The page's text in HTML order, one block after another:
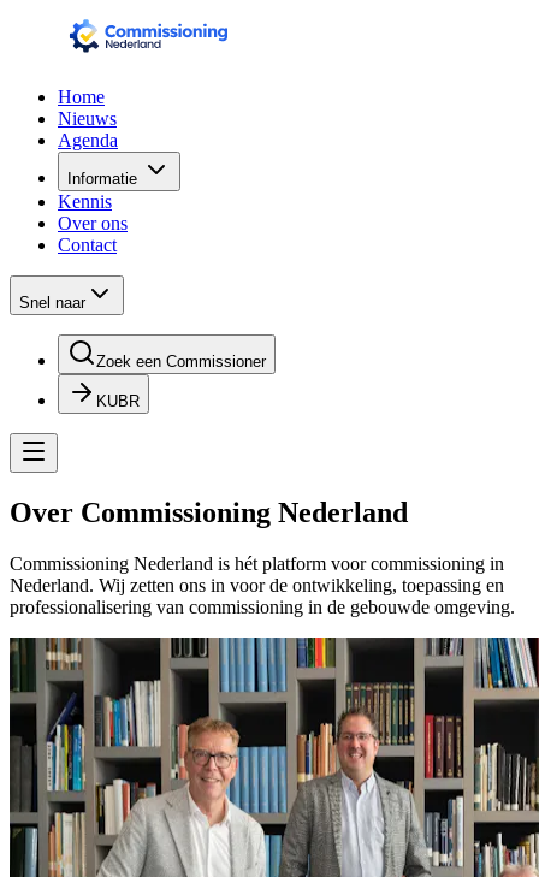
Home
Nieuws
Agenda
Informatie
Kennis
Over ons
Contact
Snel naar
Zoek een Commissioner
KUBR
Over Commissioning Nederland
Commissioning Nederland is hét platform voor commissioning in
Nederland. Wij zetten ons in voor de ontwikkeling, toepassing en
professionalisering van commissioning in de gebouwde omgeving.